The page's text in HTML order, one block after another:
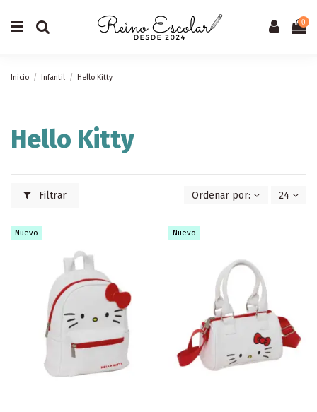
0
Inicio Infantil Hello Kitty
Hello Kitty
Filtrar Ordenar por: 24
Nuevo Nuevo